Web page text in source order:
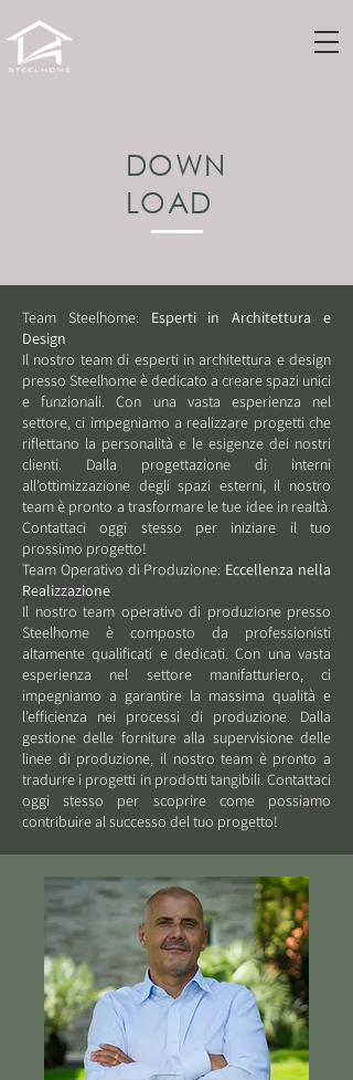
DOWN
LOAD
Team Steelhome: Esperti in Architettura e
Design
Il nostro team di esperti in architettura e design
presso Steelhome è dedicato a creare spazi unici
e funzionali. Con una vasta esperienza nel
settore, ci impegniamo a realizzare progetti che
riflettano la personalità e le esigenze dei nostri
clienti. Dalla progettazione di interni
all’ottimizzazione degli spazi esterni, il nostro
team è pronto a trasformare le tue idee in realtà.
Contattaci oggi stesso per iniziare il tuo
prossimo progetto!
Team Operativo di Produzione: Eccellenza nella
Realizzazione
Il nostro team operativo di produzione presso
Steelhome è composto da professionisti
altamente qualificati e dedicati. Con una vasta
esperienza nel settore manifatturiero, ci
impegniamo a garantire la massima qualità e
l’efficienza nei processi di produzione. Dalla
gestione delle forniture alla supervisione delle
linee di produzione, il nostro team è pronto a
tradurre i progetti in prodotti tangibili. Contattaci
oggi stesso per scoprire come possiamo
contribuire al successo del tuo progetto!